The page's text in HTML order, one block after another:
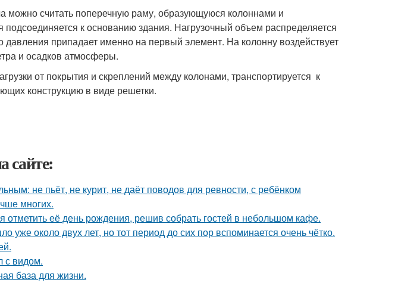
можно считать поперечную раму, образующуюся колоннами и
к основанию здания. Нагрузочный объем распределяется
давления припадает именно на первый элемент. На колонну воздействует
и осадков атмосферы.
от покрытия и скреплений между колонами, транспортируется к
конструкцию в виде решетки.
сайте:
не пьёт, не курит, не даёт поводов для ревности, с ребёнком
многих.
отметить её день рождения, решив собрать гостей в небольшом кафе.
уже около двух лет, но тот период до сих пор вспоминается очень чётко.
с видом.
база для жизни.